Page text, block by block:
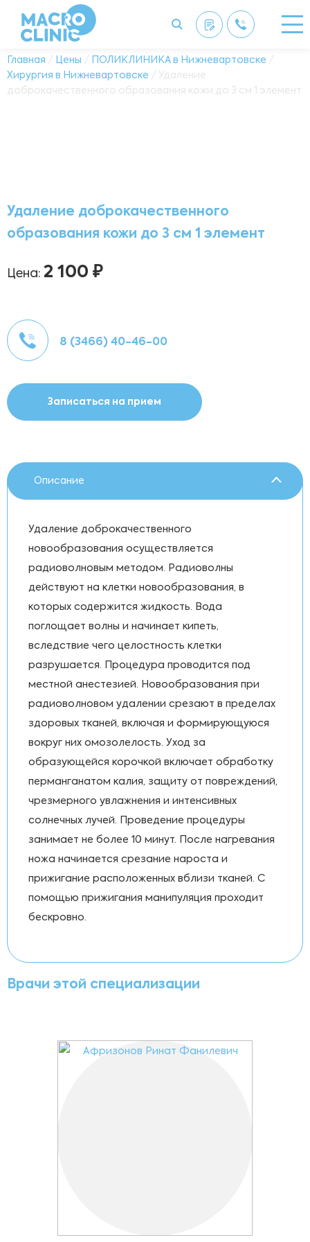
Главная / Цены / ПОЛИКЛИНИКА в Нижневартовске /
Хирургия в Нижневартовске / Удаление
доброкачественного образования кожи до 3 см 1 элемент
Удаление доброкачественного
образования кожи до 3 см 1 элемент
Цена: 2 100 ₽
8 (3466) 40-46-00
Записаться на прием
Описание
Удаление доброкачественного
новообразования осуществляется
радиоволновым методом. Радиоволны
действуют на клетки новообразования, в
которых содержится жидкость. Вода
поглощает волны и начинает кипеть,
вследствие чего целостность клетки
разрушается. Процедура проводится под
местной анестезией. Новообразования при
радиоволновом удалении срезают в пределах
здоровых тканей, включая и формирующуюся
вокруг них омозолелость. Уход за
образующейся корочкой включает обработку
перманганатом калия, защиту от повреждений,
чрезмерного увлажнения и интенсивных
солнечных лучей. Проведение процедуры
занимает не более 10 минут. После нагревания
ножа начинается срезание нароста и
прижигание расположенных вблизи тканей. С
помощью прижигания манипуляция проходит
бескровно.
Врачи этой специализации